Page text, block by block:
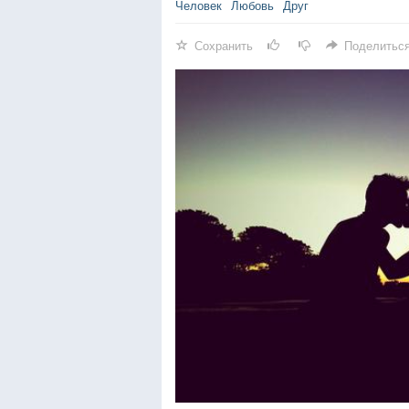
Человек Любовь Друг
Сохранить